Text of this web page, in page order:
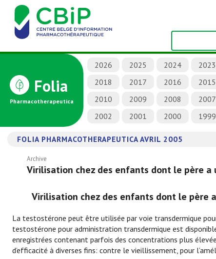
Folia
Pharmacotherapeutica
2026 2025 2024 2023
2018
2017 2016 2015
2010
2009 2008 2007
2002
2001 2000 1999
FOLIA PHARMACOTHERAPEUTICA AVRIL 2005
Archive
Virilisation chez des enfants dont le père
Virilisation chez des enfants dont le père
La testostérone peut être utilisée par voie transdermique
testostérone pour administration transdermique est
enregistrées contenant parfois des concentrations plus
d’efficacité à diverses fins: contre le vieillissement, pour